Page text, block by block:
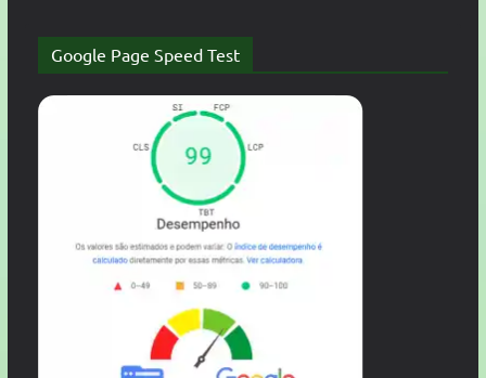
Google Page Speed Test